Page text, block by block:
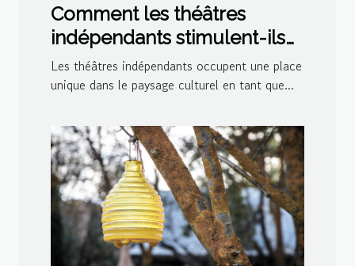
Comment les théâtres
indépendants stimulent-ils
la créativité culturelle ?
Les théâtres indépendants occupent une place
unique dans le paysage culturel en tant que...